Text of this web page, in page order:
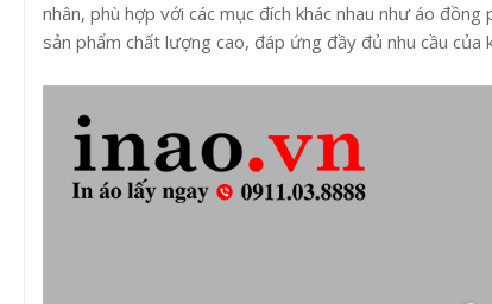
nhân, phù hợp với các mục đích khác nhau như áo
sản phẩm chất lượng cao, đáp ứng đầy đủ nhu cầu của